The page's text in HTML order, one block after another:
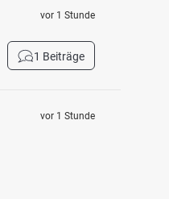
vor 1 Stunde
1 Beiträge
vor 1 Stunde